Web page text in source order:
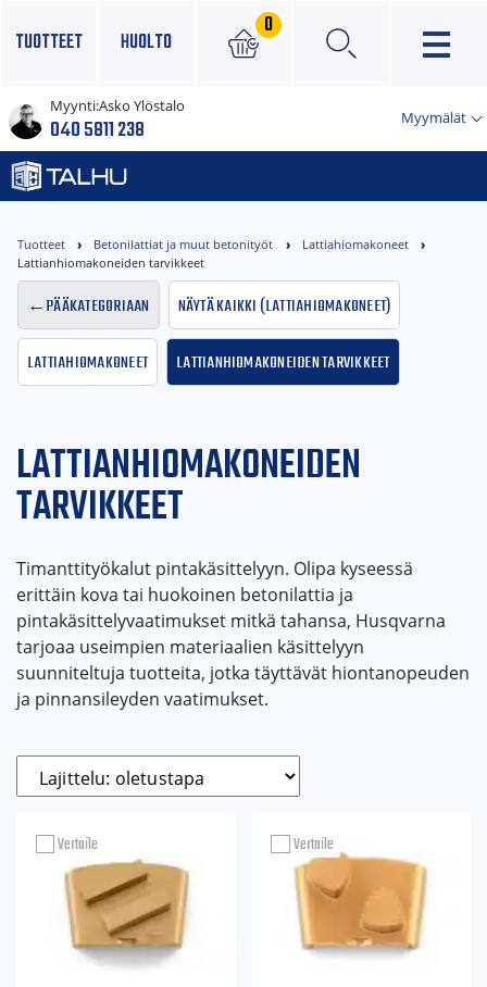
TUOTTEET HUOLTO
0
×
Myynti:Asko Ylöstalo
040 5811 238 Myymälät
Tuotteet Betonilattiat ja muut betonityöt
Lattiahiomakoneet
Lattianhiomakoneiden tarvikkeet
Pääkategoriaan
Näytä kaikki (Lattiahiomakoneet)
Lattiahiomakoneet
Lattianhiomakoneiden tarvikkeet
LATTIANHIOMAKONEIDEN
TARVIKKEET
Timanttityökalut pintakäsittelyyn. Olipa kyseessä
erittäin kova tai huokoinen betonilattia ja
pintakäsittelyvaatimukset mitkä tahansa, Husqvarna
tarjoaa useimpien materiaalien käsittelyyn
suunniteltuja tuotteita, jotka täyttävät hiontanopeuden
ja pinnansileyden vaatimukset.
Vertaile Vertaile